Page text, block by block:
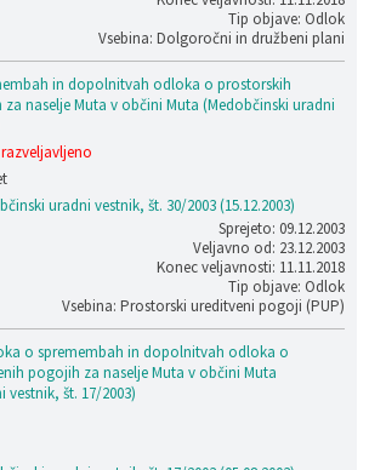
Tip objave: Odlok
Vsebina: Dolgoročni in družbeni plani
in dopolnitvah odloka o prostorskih
naselje Muta v občini Muta (Medobčinski uradni
uradni vestnik, št. 30/2003 (15.12.2003)
Sprejeto: 09.12.2003
Veljavno od: 23.12.2003
Konec veljavnosti: 11.11.2018
Tip objave: Odlok
Vsebina: Prostorski ureditveni pogoji (PUP)
o spremembah in dopolnitvah odloka o
pogojih za naselje Muta v občini Muta
vestnik, št. 17/2003)